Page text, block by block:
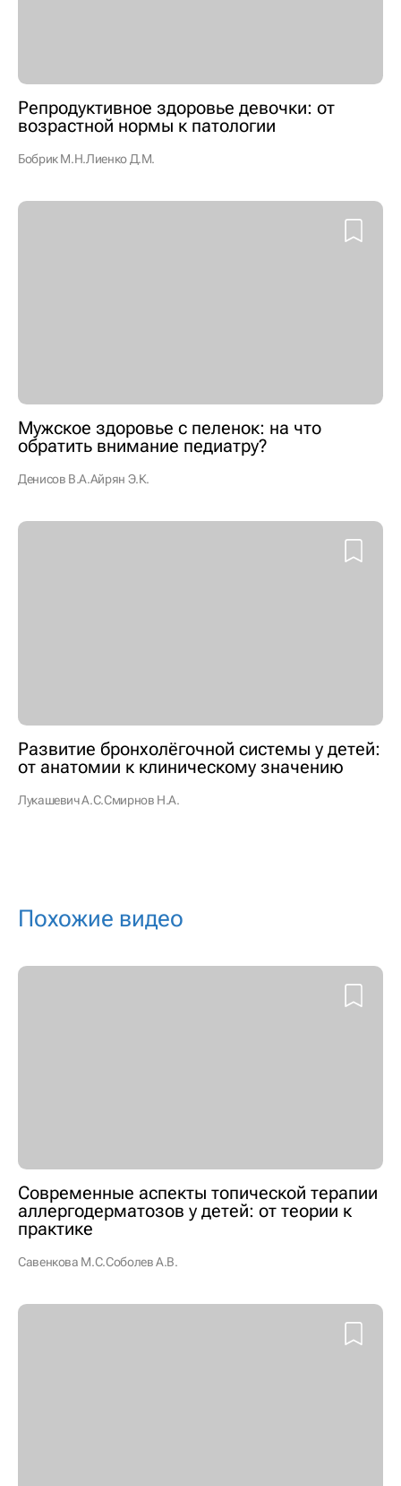
Репродуктивное здоровье девочки: от
возрастной нормы к патологии
Бобрик М.Н.Лиенко Д.М.
Мужское здоровье с пеленок: на что
обратить внимание педиатру?
Денисов В.А.Айрян Э.К.
Развитие бронхолёгочной системы у детей:
от анатомии к клиническому значению
Лукашевич А.С.Смирнов Н.А.
Похожие видео
Современные аспекты топической терапии
аллергодерматозов у детей: от теории к
практике
Савенкова М.С.Соболев А.В.